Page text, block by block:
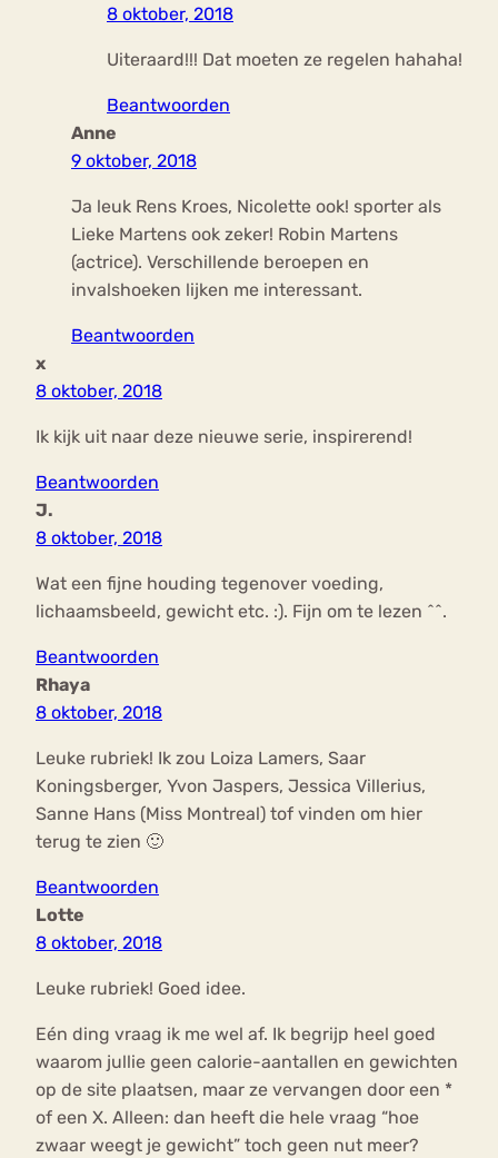
8 oktober, 2018
Uiteraard!!! Dat moeten ze regelen hahaha!
Beantwoorden
Anne
9 oktober, 2018
Ja leuk Rens Kroes, Nicolette ook! sporter als
Lieke Martens ook zeker! Robin Martens
(actrice). Verschillende beroepen en
invalshoeken lijken me interessant.
Beantwoorden
x
8 oktober, 2018
Ik kijk uit naar deze nieuwe serie, inspirerend!
Beantwoorden
J.
8 oktober, 2018
Wat een fijne houding tegenover voeding,
lichaamsbeeld, gewicht etc. :). Fijn om te lezen ^^.
Beantwoorden
Rhaya
8 oktober, 2018
Leuke rubriek! Ik zou Loiza Lamers, Saar
Koningsberger, Yvon Jaspers, Jessica Villerius,
Sanne Hans (Miss Montreal) tof vinden om hier
terug te zien 🙂
Beantwoorden
Lotte
8 oktober, 2018
Leuke rubriek! Goed idee.
Eén ding vraag ik me wel af. Ik begrijp heel goed
waarom jullie geen calorie-aantallen en gewichten
op de site plaatsen, maar ze vervangen door een *
of een X. Alleen: dan heeft die hele vraag “hoe
zwaar weegt je gewicht” toch geen nut meer?